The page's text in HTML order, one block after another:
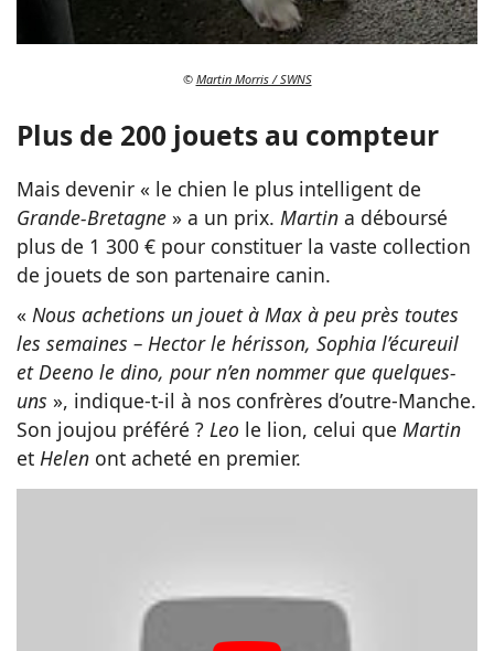
© Martin Morris / SWNS
Plus de 200 jouets au compteur
Mais devenir « le chien le plus intelligent de
Grande-Bretagne » a un prix. Martin a déboursé
plus de 1 300 € pour constituer la vaste collection
de jouets de son partenaire canin.
« Nous achetions un jouet à Max à peu près toutes
les semaines – Hector le hérisson, Sophia l’écureuil
et Deeno le dino, pour n’en nommer que quelques-
uns », indique-t-il à nos confrères d’outre-Manche.
Son joujou préféré ? Leo le lion, celui que Martin
et Helen ont acheté en premier.